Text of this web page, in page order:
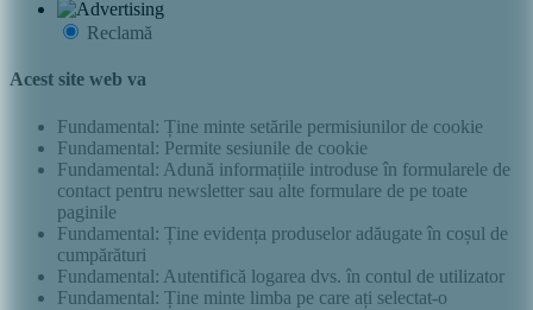
Reclamă
Acest site web va
Fundamental: Ține minte setările permisiunilor de cookie
Fundamental: Permite sesiunile de cookie
Fundamental: Adună informațiile introduse în formularele de
contact pentru newsletter sau alte formulare de pe toate
paginile
Fundamental: Ține evidența produselor adăugate în coșul de
cumpărături
Fundamental: Autentifică logarea dvs. în contul de utilizator
Fundamental: Ține minte limba pe care ați selectat-o